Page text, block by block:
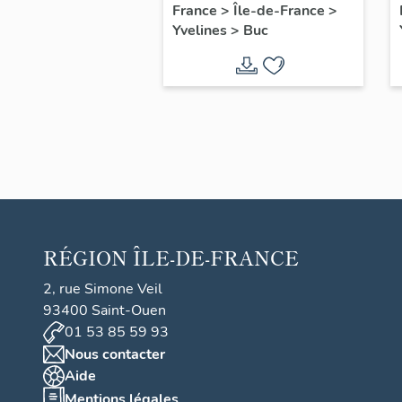
filles, actuellement
annexe de la mairie
France > Île-de-France >
Yvelines> Buc
RÉGION ÎLE-DE-FRANCE
2, rue Simone Veil
93400 Saint-Ouen
01 53 85 59 93
Nous contacter
Aide